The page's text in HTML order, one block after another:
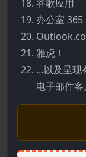
谷歌应用
办公室 365
雅虎！
…以及呈现
电子邮件